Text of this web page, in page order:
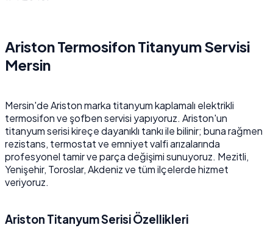
Ariston Termosifon Titanyum Servisi
Mersin
Mersin'de Ariston marka titanyum kaplamalı elektrikli
termosifon ve şofben servisi yapıyoruz. Ariston'un
titanyum serisi kireçe dayanıklı tankı ile bilinir; buna rağmen
rezistans, termostat ve emniyet valfi arızalarında
profesyonel tamir ve parça değişimi sunuyoruz. Mezitli,
Yenişehir, Toroslar, Akdeniz ve tüm ilçelerde hizmet
veriyoruz.
Ariston Titanyum Serisi Özellikleri